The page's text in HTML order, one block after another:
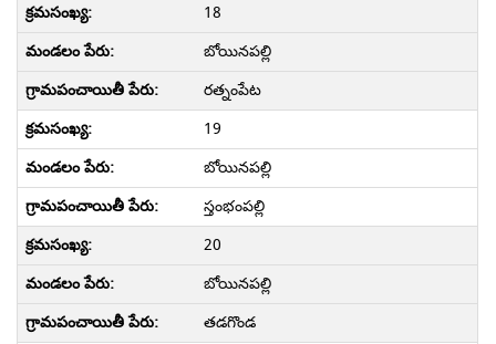
18
బోయినపల్లి
రత్నంపేట
19
బోయినపల్లి
స్తంభంపల్లి
20
బోయినపల్లి
తడగొండ